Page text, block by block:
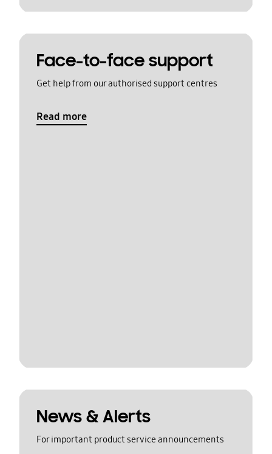
Face-to-face support
Get help from our authorised support centres
Read more
News & Alerts
For important product service announcements